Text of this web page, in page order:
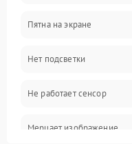
Проблемы с
Проблемы с работой
Пятна на экране
Нет подсветки
Не работает сенсор
Мерцает изображение